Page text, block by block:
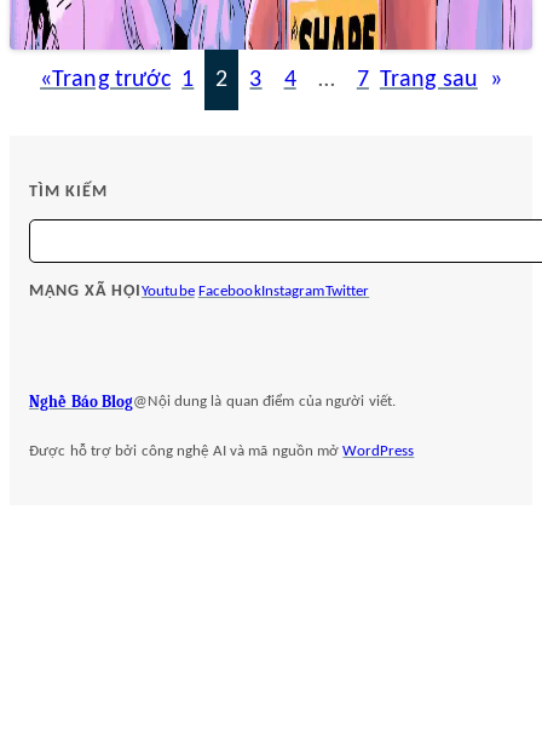
«Trang trước 1 2 3 4 … 7 Trang sau »
TÌM KIẾM
S
e
a
MẠNG XÃ HỘI Youtube FacebookInstagramTwitter
Nghề Báo Blog@Nội dung là quan điểm của người viết.
Được hỗ trợ bởi công nghệ AI và mã nguồn mởWordPress